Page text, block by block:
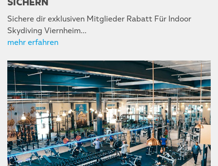
SICHERN
Sichere dir exklusiven Mitglieder Rabatt Für Indoor
Skydiving Viernheim...
mehr erfahren